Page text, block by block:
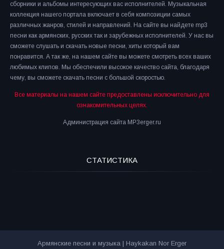
сборники и альбомы интересующих вас исполнителей. Музыкальная
коллекция нашего портала включает в себя композиции самых
различных жанров, стилей и направлений. На сайте вы найдете mp3
песни как армянских, русских так и зарубежных исполнителей. У нас вы
сможете слушать и скачать новые песни, хиты который вам
понравится. А так же, на нашем сайте вы можете смотреть всех ваших
любимых клипов. Мы обеспечили высокое качество сайта, благодаря
чему, вы сможете скачать песни с большой скоростью.
Все материалы на нашем сайте предоставлены исключительно для
ознакомительных целях.
Администрация сайта MP3erger.ru
СТАТИСТИКА
Армянские песни и музыка | Haykakan Nor Erger